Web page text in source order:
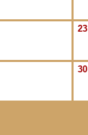
23
30